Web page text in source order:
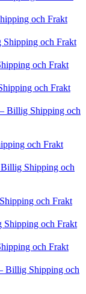
och Frakt
och Frakt
och Frakt
och Frakt
Billig Shipping och
och Frakt
Shipping och
och Frakt
Shipping och Frakt
och Frakt
Billig Shipping och